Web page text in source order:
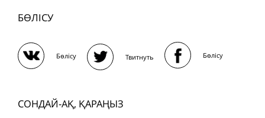
БӨЛІСУ
Бөлісу Твитнуть Бөлісу
СОНДАЙ-АҚ, ҚАРАҢЫЗ